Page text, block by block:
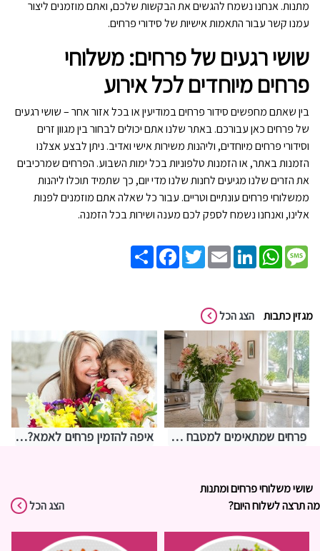
מתנות. אנחנו נשמח להגשים את הבקשות שלכם, ואתם מוזמנים ליצור
עמנו קשר עבור התאמות אישיות של סידורי פרחים.
שושי רגעים של פרחים: משלוחי
פרחים מיוחדים לכל אירוע
בין שאתם מחפשים סידור פרחים במודיעין או בכל אזור אחר – שושי רגעים
של פרחים כאן עבורכם. באתר שלנו אתם יכולים לבחור בין מגוון זרים
וסידורי פרחים מיוחדים, וליהנות משירות אישי ואדיב. ניתן לבצע אצלנו
הזמנות באתר, או הזמנות טלפוניות בכל ימות השבוע. הפרחים שמרכיבים
את הזרים שלנו מגיעים לחנות שלנו מדי יום, כך שתמיד תוכלו ליהנות
ממשלוחי פרחים עונתיים וטריים. עבור כל שאלה אתם מוזמנים לפנות
אלינו, ואנחנו נשמח לספק לכם מענה ושירות בכל הזמנה.
Share
FacebookTwitterEmail
LinkedIn
WhatsAppMessage
מגזין כתבות הצג הכל
פרחים שמתאימים למטבח – איך לבחור משהו שמחזיק מעמד בתנאים מאתגרים איפה להזמין פרחים לאמא? אצלנו בחנות שושי רגעים של פרחים
שושי משלוחי פרחים ומתנות
מה תרצה לשלוח היום?
הצג הכל